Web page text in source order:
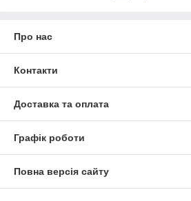
Про нас
Контакти
Доставка та оплата
Графік роботи
Повна версія сайту